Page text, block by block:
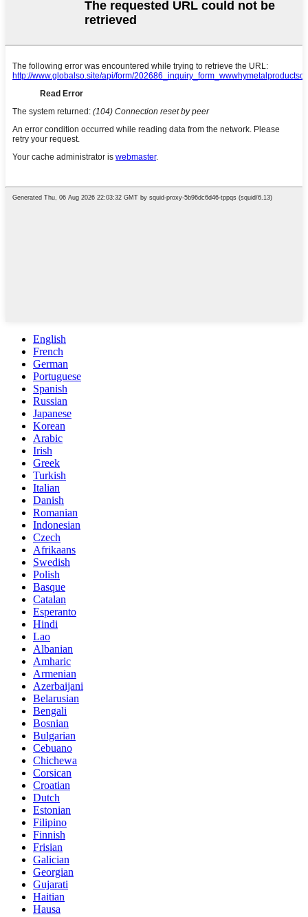
English
French
German
Portuguese
Spanish
Russian
Japanese
Korean
Arabic
Irish
Greek
Turkish
Italian
Danish
Romanian
Indonesian
Czech
Afrikaans
Swedish
Polish
Basque
Catalan
Esperanto
Hindi
Lao
Albanian
Amharic
Armenian
Azerbaijani
Belarusian
Bengali
Bosnian
Bulgarian
Cebuano
Chichewa
Corsican
Croatian
Dutch
Estonian
Filipino
Finnish
Frisian
Galician
Georgian
Gujarati
Haitian
Hausa